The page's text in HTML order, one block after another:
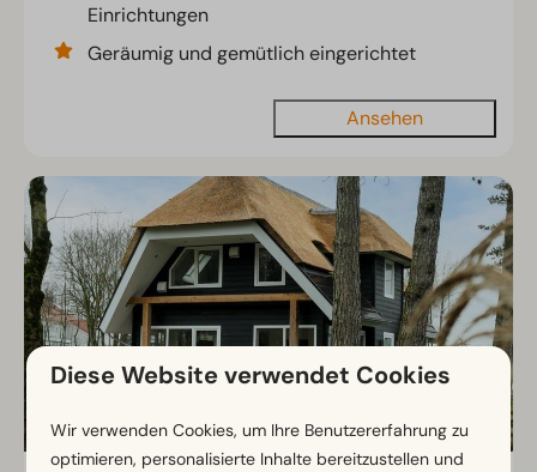
Einrichtungen
Geräumig und gemütlich eingerichtet
Ansehen
Diese Website verwendet Cookies
Wir verwenden Cookies, um Ihre Benutzererfahrung zu
optimieren, personalisierte Inhalte bereitzustellen und